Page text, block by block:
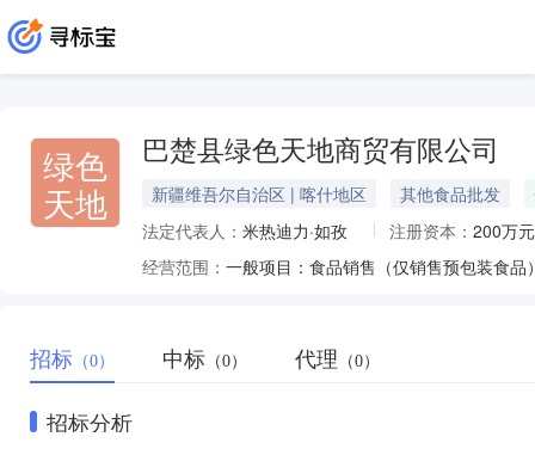
绿色
天地
巴楚县绿色天地商贸有限公司
新疆维吾尔自治区 | 喀什地区 其他食品批发
法定代表人： 米热迪力·如孜 注册资本： 200万元
经营范围：
招标 （0） 中标 （0） 代理 （0）
招标分析